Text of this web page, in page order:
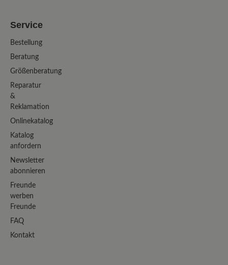
Service
Bestellung
Beratung
Größenberatung
Reparatur
&
Reklamation
Onlinekatalog
Katalog
anfordern
Newsletter
abonnieren
Freunde
werben
Freunde
FAQ
Kontakt